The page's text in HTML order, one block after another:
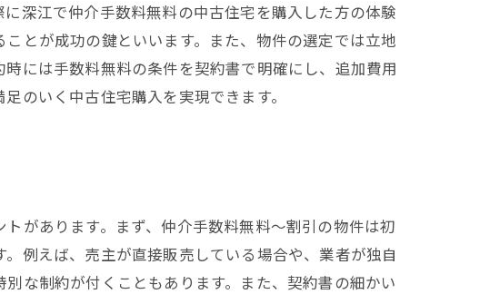
深江で仲介手数料無料の中古住宅を購入した方の体験
とが成功の鍵といいます。また、物件の選定では立地
には手数料無料の条件を契約書で明確にし、追加費用
のいく中古住宅購入を実現できます。
があります。まず、仲介手数料無料～割引の物件は初
例えば、売主が直接販売している場合や、業者が独自
な制約が付くこともあります。また、契約書の細かい